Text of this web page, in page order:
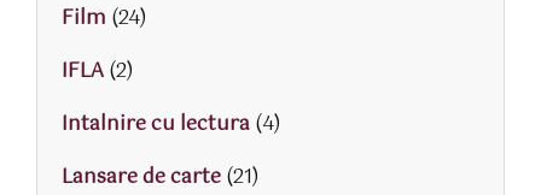
Film (24)
IFLA(2)
Intalnire cu lectura(4)
Lansare de carte(21)